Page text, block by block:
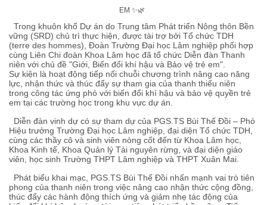
EM ✨🌿
Trong khuôn khổ Dự án do Trung tâm Phát triển Nông thôn Bền
vững (SRD) chủ trì thực hiện, được tài trợ bởi Tổ chức TDH
(terre des hommes), Đoàn Trường Đại học Lâm nghiệp phối hợp
cùng Liên Chi đoàn Khoa Lâm học đã tổ chức Diễn đàn Thanh
niên với chủ đề "Giới, Biến đổi khí hậu và Bảo vệ trẻ em".
Sự kiện là hoạt động tiếp nối chuỗi chương trình nâng cao năng
lực, nhận thức và thúc đẩy sự tham gia của thanh thiếu niên
trong công tác ứng phó với biến đổi khí hậu và bảo vệ quyền trẻ
em tại các trường học trong khu vực dự án.
Diễn đàn vinh dự có sự tham dự của PGS.TS Bùi Thế Đồi – Phó
Hiệu trưởng Trường Đại học Lâm nghiệp, đại diện Tổ chức TDH,
cùng các thầy cô và sinh viên nòng cốt đến từ Khoa Lâm học,
Khoa Kinh tế, Khoa Quản lý Tài nguyên rừng, và đại diện giáo
viên, học sinh Trường THPT Lâm nghiệp và THPT Xuân Mai.
Phát biểu khai mạc, PGS.TS Bùi Thế Đồi nhấn mạnh vai trò tiên
phong của thanh niên trong việc nâng cao nhận thức cộng đồng,
thúc đẩy các hành động thích ứng và giảm nhẹ tác động của